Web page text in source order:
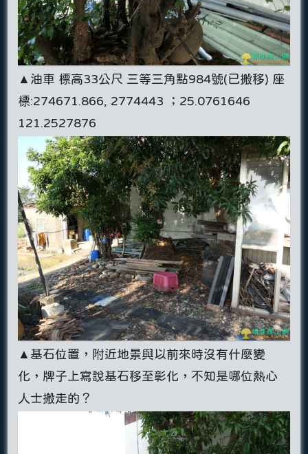
▲油車 標高33公尺 三等三角點984號(已搬移) 座
標:274671.866, 2774443 ；25.0761646
121.2527876
▲基石位置，附近地景與以前來時沒有什麼變
化，牌子上寫說基石移至彰化，不知是哪位熱心
人士搬走的？